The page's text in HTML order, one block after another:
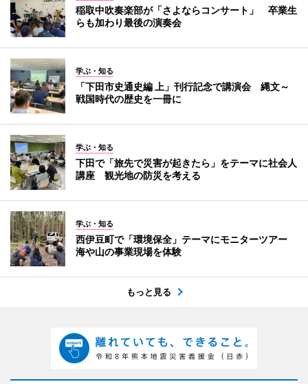
稲取中吹奏楽部が「さよならコンサート」 卒業生
らも加わり最後の演奏会
学ぶ・知る
「下田市史通史編 上」刊行記念で講演会 縄文～
戦国時代の歴史を一冊に
学ぶ・知る
下田で「旅先で災害が起きたら」をテーマに社会人
講座 観光地の防災を考える
学ぶ・知る
西伊豆町で「環境保全」テーマにモニターツアー
海や山の事業現場を体験
もっと見る